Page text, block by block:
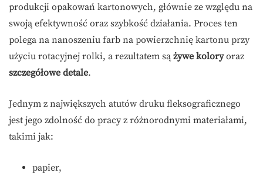
produkcji opakowań kartonowych, głównie ze względu na
swoją efektywność oraz szybkość działania. Proces ten
polega na nanoszeniu farb na powierzchnię kartonu przy
użyciu rotacyjnej rolki, a rezultatem są żywe koloryoraz
szczegółowe detale.
Jednym z największych atutów druku fleksograficznego
jest jego zdolność do pracy z różnorodnymi materiałami,
takimi jak:
papier,